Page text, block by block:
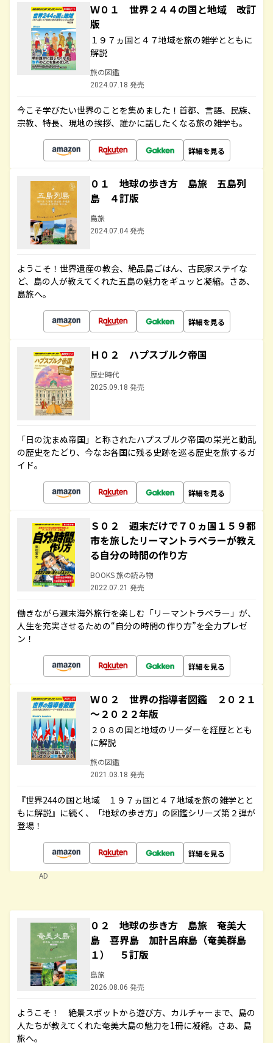
Ｗ０１ 世界２４４の国と地域 改訂
版
１９７ヵ国と４７地域を旅の雑学とともに
解説
旅の図鑑
2024.07.18 発売
今こそ学びたい世界のことを集めました！首都、言語、民族、
宗教、特長、現地の挨拶、誰かに話したくなる旅の雑学も。
詳細を見る
０１ 地球の歩き方 島旅 五島列
島 ４訂版
島旅
2024.07.04 発売
ようこそ！世界遺産の教会、絶品島ごはん、古民家ステイな
ど、島の人が教えてくれた五島の魅力をギュッと凝縮。さあ、
島旅へ。
詳細を見る
Ｈ０２ ハプスブルク帝国
歴史時代
2025.09.18 発売
「日の沈まぬ帝国」と称されたハプスブルク帝国の栄光と動乱
の歴史をたどり、今なお各国に残る史跡を巡る歴史を旅するガ
イド。
詳細を見る
Ｓ０２ 週末だけで７０ヵ国１５９都
市を旅したリーマントラベラーが教え
る自分の時間の作り方
BOOKS 旅の読み物
2022.07.21 発売
働きながら週末海外旅行を楽しむ「リーマントラベラー」が、
人生を充実させるための“自分の時間の作り方”を全力プレゼ
ン！
詳細を見る
Ｗ０２ 世界の指導者図鑑 ２０２１
～２０２２年版
２０８の国と地域のリーダーを経歴ととも
に解説
旅の図鑑
2021.03.18 発売
『世界244の国と地域 １９７ヵ国と４７地域を旅の雑学とと
もに解説』に続く、「地球の歩き方」の図鑑シリーズ第２弾が
登場！
詳細を見る
AD
０２ 地球の歩き方 島旅 奄美大
島 喜界島 加計呂麻島（奄美群島
１） ５訂版
島旅
2026.08.06 発売
ようこそ！ 絶景スポットから遊び方、カルチャーまで、島の
人たちが教えてくれた奄美大島の魅力を1冊に凝縮。さあ、島
旅へ。